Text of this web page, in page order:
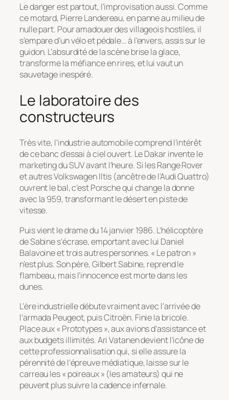
Le danger est partout, l’improvisation aussi. Comme
ce motard, Pierre Landereau, en panne au milieu de
nulle part. Pour amadouer des villageois hostiles, il
s’empare d’un vélo et pédale… à l’envers, assis sur le
guidon. L’absurdité de la scène brise la glace,
transforme la méfiance en rires, et lui vaut un
sauvetage inespéré.
Le laboratoire des
constructeurs
Très vite, l’industrie automobile comprend l’intérêt
de ce banc d’essai à ciel ouvert. Le Dakar invente le
marketing du SUV avant l’heure. Si les Range Rover
et autres Volkswagen Iltis (ancêtre de l’Audi Quattro)
ouvrent le bal, c’est Porsche qui change la donne
avec la 959, transformant le désert en piste de
vitesse.
Puis vient le drame du 14 janvier 1986. L’hélicoptère
de Sabine s’écrase, emportant avec lui Daniel
Balavoine et trois autres personnes. « Le patron »
n’est plus. Son père, Gilbert Sabine, reprend le
flambeau, mais l’innocence est morte dans les
dunes.
L’ère industrielle débute vraiment avec l’arrivée de
l’armada Peugeot, puis Citroën. Finie la bricole.
Place aux « Prototypes », aux avions d’assistance et
aux budgets illimités. Ari Vatanen devient l’icône de
cette professionnalisation qui, si elle assure la
pérennité de l’épreuve médiatique, laisse sur le
carreau les « poireaux » (les amateurs) qui ne
peuvent plus suivre la cadence infernale.